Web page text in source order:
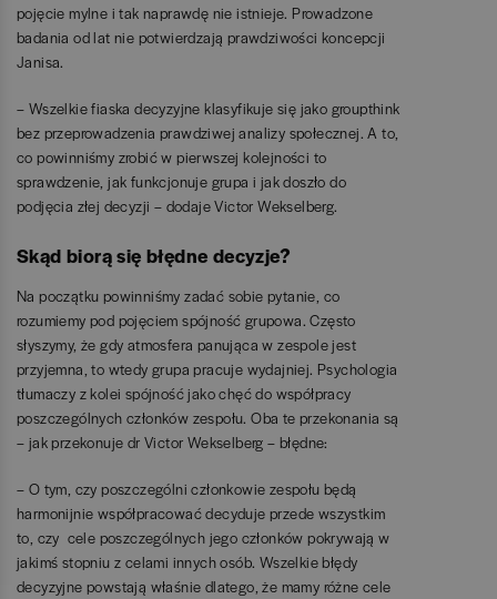
pojęcie mylne i tak naprawdę nie istnieje. Prowadzone
badania od lat nie potwierdzają prawdziwości koncepcji
Janisa.
– Wszelkie fiaska decyzyjne klasyfikuje się jako groupthink
bez przeprowadzenia prawdziwej analizy społecznej. A to,
co powinniśmy zrobić w pierwszej kolejności to
sprawdzenie, jak funkcjonuje grupa i jak doszło do
podjęcia złej decyzji – dodaje Victor Wekselberg.
Skąd biorą się błędne decyzje?
Na początku powinniśmy zadać sobie pytanie, co
rozumiemy pod pojęciem spójność grupowa. Często
słyszymy, że gdy atmosfera panująca w zespole jest
przyjemna, to wtedy grupa pracuje wydajniej. Psychologia
tłumaczy z kolei spójność jako chęć do współpracy
poszczególnych członków zespołu. Oba te przekonania są
– jak przekonuje dr Victor Wekselberg – błędne:
– O tym, czy poszczególni członkowie zespołu będą
harmonijnie współpracować decyduje przede wszystkim
to, czy cele poszczególnych jego członków pokrywają w
jakimś stopniu z celami innych osób. Wszelkie błędy
decyzyjne powstają właśnie dlatego, że mamy różne cele